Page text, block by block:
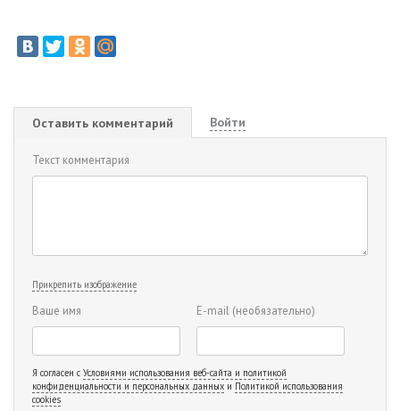
Оставить комментарий Войти
Текст комментария
Прикрепить изображение
Ваше имя E-mail (необязательно)
Я согласен с Условиями использования веб-сайта и политикой
конфиденциальности и персональных данных и Политикой использования
cookies